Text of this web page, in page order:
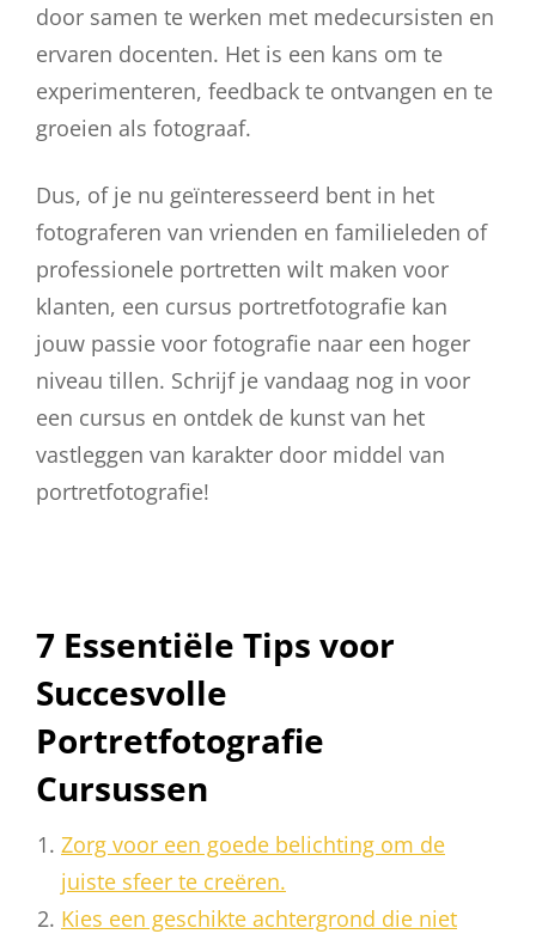
door samen te werken met medecursisten en
ervaren docenten. Het is een kans om te
experimenteren, feedback te ontvangen en te
groeien als fotograaf.
Dus, of je nu geïnteresseerd bent in het
fotograferen van vrienden en familieleden of
professionele portretten wilt maken voor
klanten, een cursus portretfotografie kan
jouw passie voor fotografie naar een hoger
niveau tillen. Schrijf je vandaag nog in voor
een cursus en ontdek de kunst van het
vastleggen van karakter door middel van
portretfotografie!
7 Essentiële Tips voor
Succesvolle
Portretfotografie
Cursussen
Zorg voor een goede belichting om de
juiste sfeer te creëren.
Kies een geschikte achtergrond die niet